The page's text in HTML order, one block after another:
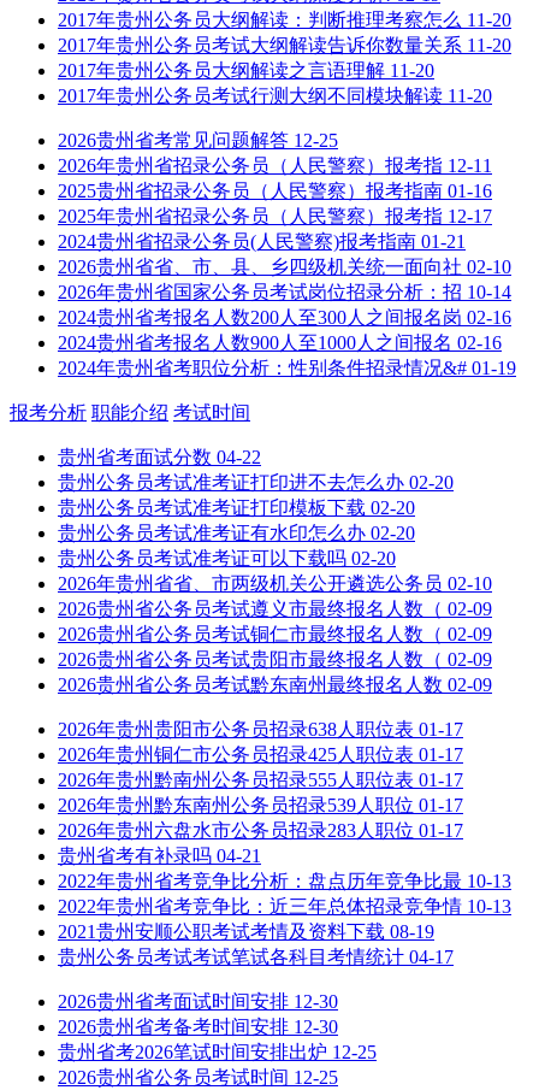
2017年贵州公务员大纲解读：判断推理考察怎么 11-20
2017年贵州公务员考试大纲解读告诉你数量关系 11-20
2017年贵州公务员大纲解读之言语理解 11-20
2017年贵州公务员考试行测大纲不同模块解读 11-20
2026贵州省考常见问题解答 12-25
2026年贵州省招录公务员（人民警察）报考指 12-11
2025贵州省招录公务员（人民警察）报考指南 01-16
2025年贵州省招录公务员（人民警察）报考指 12-17
2024贵州省招录公务员(人民警察)报考指南 01-21
2026贵州省省、市、县、乡四级机关统一面向社 02-10
2026年贵州省国家公务员考试岗位招录分析：招 10-14
2024贵州省考报名人数200人至300人之间报名岗 02-16
2024贵州省考报名人数900人至1000人之间报名 02-16
2024年贵州省考职位分析：性别条件招录情况&# 01-19
报考分析 职能介绍 考试时间
贵州省考面试分数 04-22
贵州公务员考试准考证打印进不去怎么办 02-20
贵州公务员考试准考证打印模板下载 02-20
贵州公务员考试准考证有水印怎么办 02-20
贵州公务员考试准考证可以下载吗 02-20
2026年贵州省省、市两级机关公开遴选公务员 02-10
2026贵州省公务员考试遵义市最终报名人数（ 02-09
2026贵州省公务员考试铜仁市最终报名人数（ 02-09
2026贵州省公务员考试贵阳市最终报名人数（ 02-09
2026贵州省公务员考试黔东南州最终报名人数 02-09
2026年贵州贵阳市公务员招录638人职位表 01-17
2026年贵州铜仁市公务员招录425人职位表 01-17
2026年贵州黔南州公务员招录555人职位表 01-17
2026年贵州黔东南州公务员招录539人职位 01-17
2026年贵州六盘水市公务员招录283人职位 01-17
贵州省考有补录吗​ 04-21
2022年贵州省考竞争比分析：盘点历年竞争比最 10-13
2022年贵州省考竞争比：近三年总体招录竞争情 10-13
2021贵州安顺公职考试考情及资料下载 08-19
贵州公务员考试考试笔试各科目考情统计 04-17
2026贵州省考面试时间安排 12-30
2026贵州省考备考时间安排 12-30
贵州省考2026笔试时间安排出炉 12-25
2026贵州省公务员考试时间 12-25